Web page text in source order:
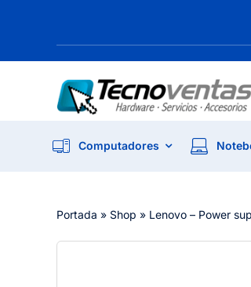
Computadores
Portada » Shop » Lenovo – Power